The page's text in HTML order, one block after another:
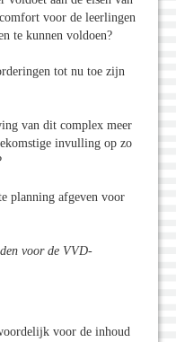
voor de leerlingen
te kunnen voldoen?
tot nu toe zijn
van dit complex meer
invulling op zo
planning afgeven voor
voor de VVD-
voor de inhoud